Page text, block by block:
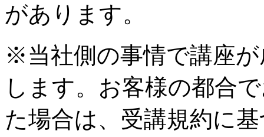
があります。
※当社側の事情で講座
します。お客様の都合
た場合は、受講規約に